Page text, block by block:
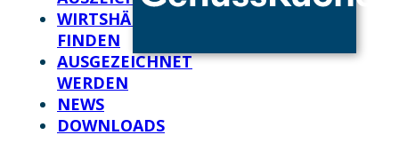
WIRTSHÄUSER
FINDEN
AUSGEZEICHNET
WERDEN
NEWS
DOWNLOADS